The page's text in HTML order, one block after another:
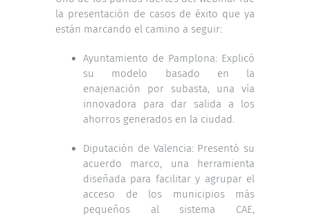
la presentación de casos de éxito que ya
están marcando el camino a seguir:
Ayuntamiento de Pamplona: Explicó
su modelo basado en la
enajenación por subasta, una vía
innovadora para dar salida a los
ahorros generados en la ciudad.
Diputación de Valencia: Presentó su
acuerdo marco, una herramienta
diseñada para facilitar y agrupar el
acceso de los municipios más
pequeños al sistema CAE,